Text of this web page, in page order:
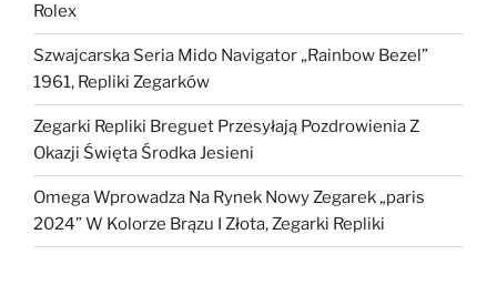
Rolex
Szwajcarska Seria Mido Navigator „Rainbow Bezel”
1961, Repliki Zegarków
Zegarki Repliki Breguet Przesyłają Pozdrowienia Z
Okazji Święta Środka Jesieni
Omega Wprowadza Na Rynek Nowy Zegarek „paris
2024” W Kolorze Brązu I Złota, Zegarki Repliki